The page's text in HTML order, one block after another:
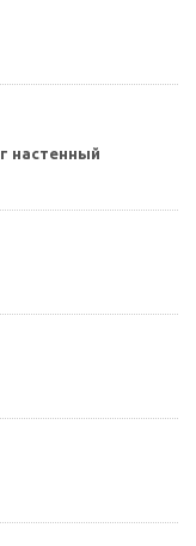
настенный